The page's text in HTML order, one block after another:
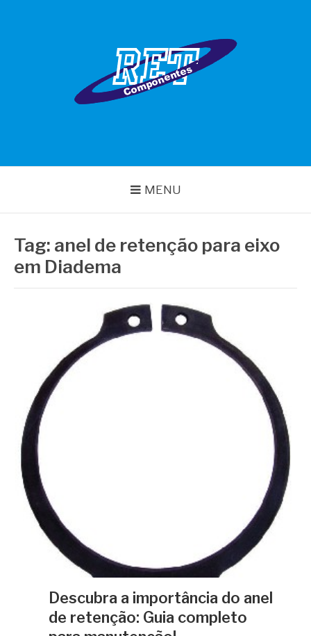
MENU
Tag: anel de retenção para eixo
em Diadema
Descubra a importância do anel
de retenção: Guia completo